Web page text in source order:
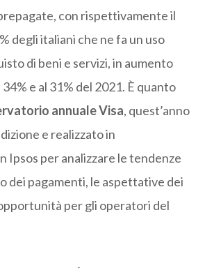
con rispettivamente il
degli italiani che ne fa un uso
di beni e servizi, in aumento
e al 31% del 2021. È quanto
annuale Visa, quest’anno
e realizzato in
Ipsos per analizzare le tendenze
dei pagamenti, le aspettative dei
per gli operatori del